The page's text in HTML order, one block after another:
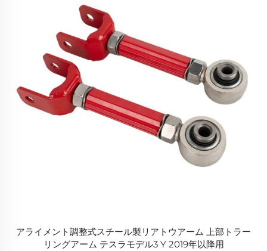
アライメント調整式スチール製リアトウアーム 上部トラー
リングアーム テスラモデル3 Y 2019年以降用